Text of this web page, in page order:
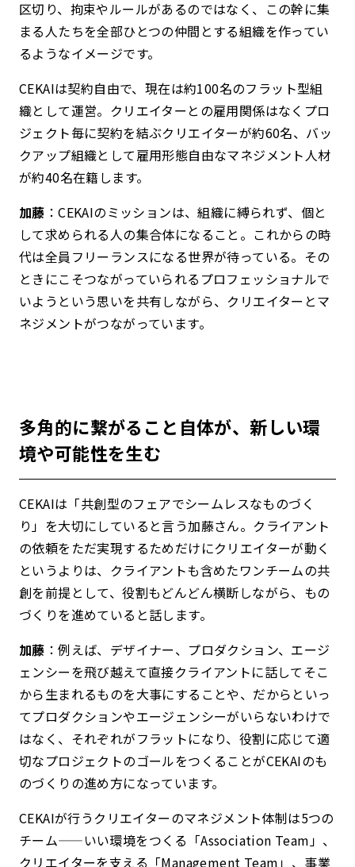
区切り、拘束やルールがあるのではなく、この幹に集
まる人たちを全部ひとつの仲間とする組織を作ってい
るようなイメージです。
CEKAIは契約自由で、現在は約100名のフラット型組
織として運営。クリエイターとの雇用関係はなくプロ
ジェクト毎に契約を結ぶクリエイターが約60名、バッ
クアップ組織として雇用形態自由なマネジメント人材
が約40名在籍します。
加藤 ：CEKAIのミッションは、組織に縛られず、個と
して求められる人の集合体になること。これからの時
代は全員フリーランスになる世界が待っている。その
ときにこそつながっていられるプロフェッショナルで
いようという思いを共有しながら、クリエイターとマ
ネジメントがつながっています。
多角的に繋がること自体が、新しい環
境や可能性を生む
CEKAIは「共創型のフェアでシームレスなものづく
り」を大切にしていると言う加藤さん。クライアント
の依頼をただ実現するためだけにクリエイターが動く
というよりは、クライアントも含めたワンチームの共
創を前提として、役割もどんどん横断しながら、もの
づくりを進めていると話します。
加藤 ：例えば、デザイナー、プロダクション、エージ
ェンシーを飛び越えて直接クライアントに話してそこ
から生まれるものを大事にすることや、だからといっ
てプロダクションやエージェンシーがいらないわけで
はなく、それぞれがフラットになり、役割に応じて適
切なプロジェクトのゴールをつくることがCEKAIのも
のづくりの進め方になっています。
CEKAIが行うクリエイターのマネジメント体制は5つの
チーム——いい環境をつくる「Association Team」、
クリエイターを支える「Management Team」、事業